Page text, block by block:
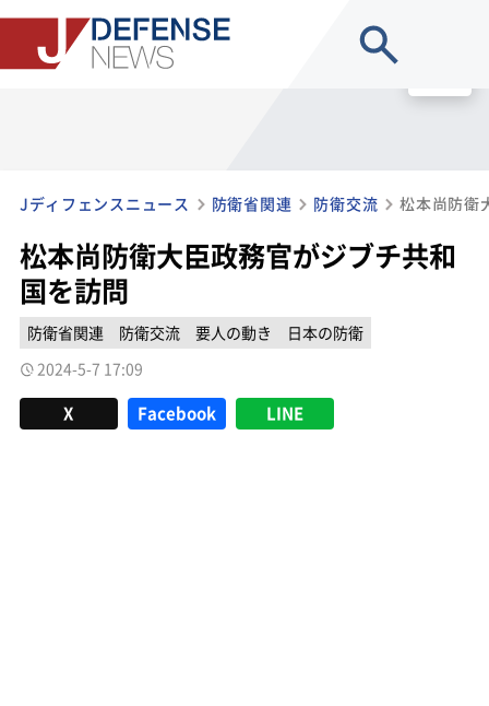
Jディフェンスニュース 防衛省関連 防衛交流 松本尚防衛
松本尚防衛大臣政務官がジブチ共和
国を訪問
防衛省関連 防衛交流 要人の動き
日本の防衛
2024-5-7 17:09
X Facebook LINE